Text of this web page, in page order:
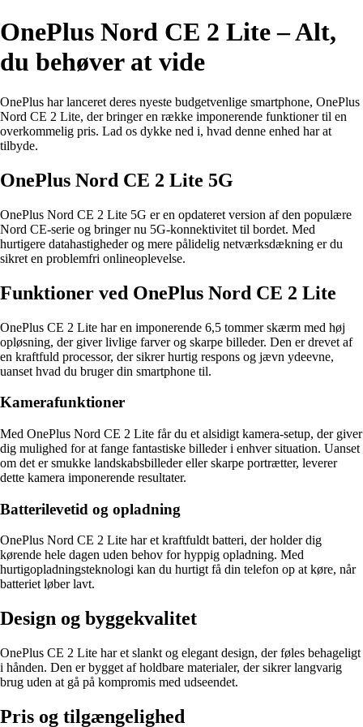
OnePlus Nord CE 2 Lite – Alt,
du behøver at vide
OnePlus har lanceret deres nyeste budgetvenlige smartphone, OnePlus
Nord CE 2 Lite, der bringer en række imponerende funktioner til en
overkommelig pris. Lad os dykke ned i, hvad denne enhed har at
tilbyde.
OnePlus Nord CE 2 Lite 5G
OnePlus Nord CE 2 Lite 5G er en opdateret version af den populære
Nord CE-serie og bringer nu 5G-konnektivitet til bordet. Med
hurtigere datahastigheder og mere pålidelig netværksdækning er du
sikret en problemfri onlineoplevelse.
Funktioner ved OnePlus Nord CE 2 Lite
OnePlus CE 2 Lite har en imponerende 6,5 tommer skærm med høj
opløsning, der giver livlige farver og skarpe billeder. Den er drevet af
en kraftfuld processor, der sikrer hurtig respons og jævn ydeevne,
uanset hvad du bruger din smartphone til.
Kamerafunktioner
Med OnePlus Nord CE 2 Lite får du et alsidigt kamera-setup, der giver
dig mulighed for at fange fantastiske billeder i enhver situation. Uanset
om det er smukke landskabsbilleder eller skarpe portrætter, leverer
dette kamera imponerende resultater.
Batterilevetid og opladning
OnePlus Nord CE 2 Lite har et kraftfuldt batteri, der holder dig
kørende hele dagen uden behov for hyppig opladning. Med
hurtigopladningsteknologi kan du hurtigt få din telefon op at køre, når
batteriet løber lavt.
Design og byggekvalitet
OnePlus CE 2 Lite har et slankt og elegant design, der føles behageligt
i hånden. Den er bygget af holdbare materialer, der sikrer langvarig
brug uden at gå på kompromis med udseendet.
Pris og tilgængelighed